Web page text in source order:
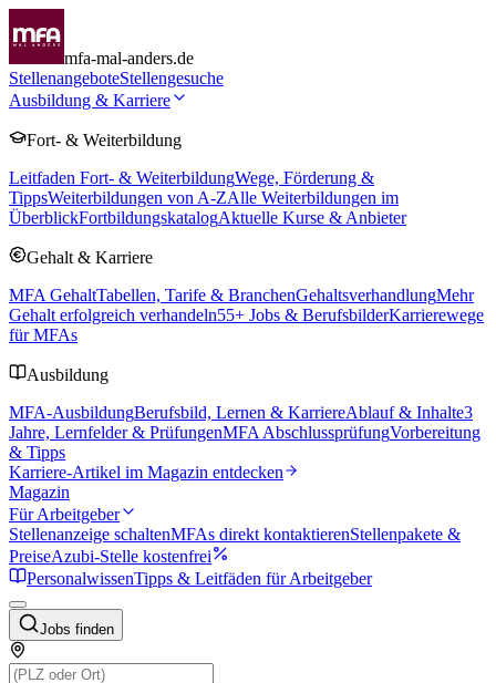
mfa-mal-anders.de
StellenangeboteStellengesuche
Ausbildung & Karriere
Fort- & Weiterbildung
Leitfaden Fort- & WeiterbildungWege, Förderung &
TippsWeiterbildungen von A-ZAlle Weiterbildungen im
ÜberblickFortbildungskatalogAktuelle Kurse & Anbieter
Gehalt & Karriere
MFA GehaltTabellen, Tarife & BranchenGehaltsverhandlungMehr
Gehalt erfolgreich verhandeln55+ Jobs & BerufsbilderKarrierewege
für MFAs
Ausbildung
MFA-AusbildungBerufsbild, Lernen & KarriereAblauf & Inhalte3
Jahre, Lernfelder & PrüfungenMFA AbschlussprüfungVorbereitung
& Tipps
Karriere-Artikel im Magazin entdecken
Magazin
Für Arbeitgeber
Stellenanzeige schaltenMFAs direkt kontaktierenStellenpakete &
PreiseAzubi-Stelle kostenfrei
PersonalwissenTipps & Leitfäden für Arbeitgeber
Jobs finden